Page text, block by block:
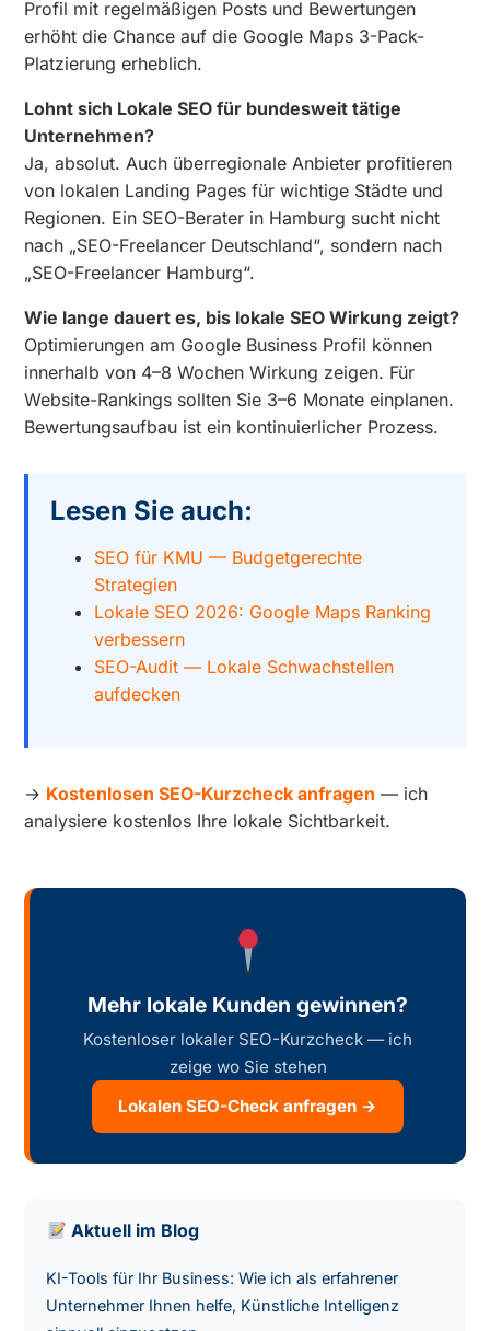
Profil mit regelmäßigen Posts und Bewertungen
erhöht die Chance auf die Google Maps 3-Pack-
Platzierung erheblich.
Lohnt sich Lokale SEO für bundesweit tätige
Unternehmen?
Ja, absolut. Auch überregionale Anbieter profitieren
von lokalen Landing Pages für wichtige Städte und
Regionen. Ein SEO-Berater in Hamburg sucht nicht
nach „SEO-Freelancer Deutschland“, sondern nach
„SEO-Freelancer Hamburg“.
Wie lange dauert es, bis lokale SEO Wirkung zeigt?
Optimierungen am Google Business Profil können
innerhalb von 4–8 Wochen Wirkung zeigen. Für
Website-Rankings sollten Sie 3–6 Monate einplanen.
Bewertungsaufbau ist ein kontinuierlicher Prozess.
Lesen Sie auch:
SEO für KMU — Budgetgerechte
Strategien
Lokale SEO 2026: Google Maps Ranking
verbessern
SEO-Audit — Lokale Schwachstellen
aufdecken
→ Kostenlosen SEO-Kurzcheck anfragen — ich
analysiere kostenlos Ihre lokale Sichtbarkeit.
Mehr lokale Kunden gewinnen?
Kostenloser lokaler SEO-Kurzcheck — ich
zeige wo Sie stehen
Lokalen SEO-Check anfragen →
Aktuell im Blog
KI-Tools für Ihr Business: Wie ich als erfahrener
Unternehmer Ihnen helfe, Künstliche Intelligenz